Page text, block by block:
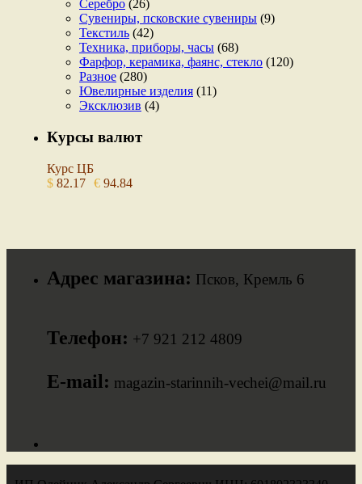
Серебро (26)
Сувениры, псковские сувениры (9)
Текстиль (42)
Техника, приборы, часы (68)
Фарфор, керамика, фаянс, стекло (120)
Разное (280)
Ювелирные изделия (11)
Эксклюзив (4)
Курсы валют
Курс ЦБ
$ 82.17 € 94.84
Адрес магазина: Псков, Кремль 6
Телефон: +7 921 212 4809
E-mail: magazin-starinnih-vechei@mail.ru